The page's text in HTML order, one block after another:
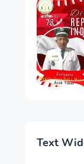
Text